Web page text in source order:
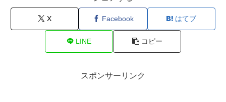
X Facebook はてブ
LINE コピー
スポンサーリンク